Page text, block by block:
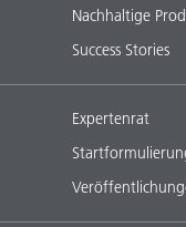
Nachhaltige
Success Stories
Expertenrat